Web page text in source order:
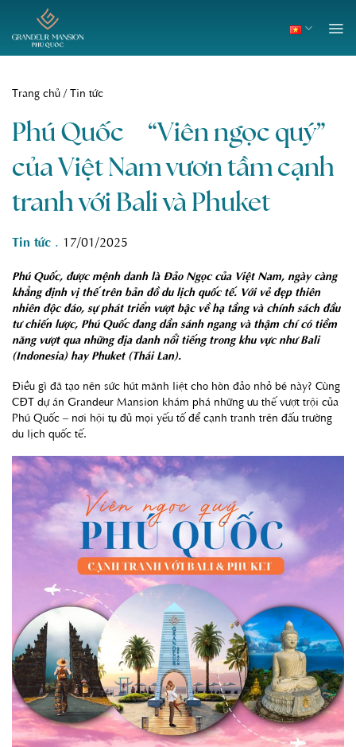
content
Trang chủ /Tin tức
Phú Quốc – “Viên ngọc quý”
của Việt Nam vươn tầm cạnh
tranh với Bali và Phuket
Tin tức . 17/01/2025
Phú Quốc, được mệnh danh là Đảo Ngọc của Việt Nam, ngày càng
khẳng định vị thế trên bản đồ du lịch quốc tế. Với vẻ đẹp thiên
nhiên độc đáo, sự phát triển vượt bậc về hạ tầng và chính sách đầu
tư chiến lược, Phú Quốc đang dần sánh ngang và thậm chí có tiềm
năng vượt qua những địa danh nổi tiếng trong khu vực như Bali
(Indonesia) hay Phuket (Thái Lan).
Điều gì đã tạo nên sức hút mãnh liệt cho hòn đảo nhỏ bé này? Cùng
CĐT dự án Grandeur Mansion khám phá những ưu thế vượt trội của
Phú Quốc – nơi hội tụ đủ mọi yếu tố để cạnh tranh trên đấu trường
du lịch quốc tế.